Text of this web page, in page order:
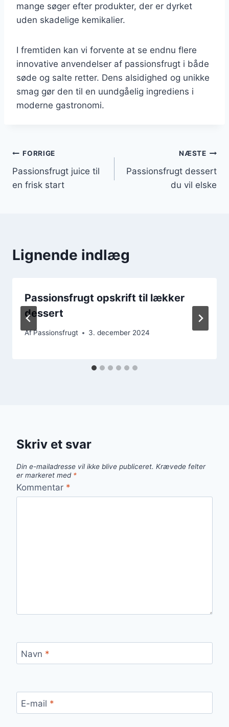
mange søger efter produkter, der er dyrket
uden skadelige kemikalier.
I fremtiden kan vi forvente at se endnu flere
innovative anvendelser af passionsfrugt i både
søde og salte retter. Dens alsidighed og unikke
smag gør den til en uundgåelig ingrediens i
moderne gastronomi.
Indlægsnavigation
FORRIGE
Passionsfrugt juice til
en frisk start
NÆSTE
Passionsfrugt dessert
du vil elske
Lignende indlæg
Passionsfrugt opskrift til lækker
dessert
AfPassionsfrugt 3. december 2024
Skriv et svar
Din e-mailadresse vil ikke blive publiceret. Krævede felter
er markeret med *
Kommentar *
Navn *
E-mail *